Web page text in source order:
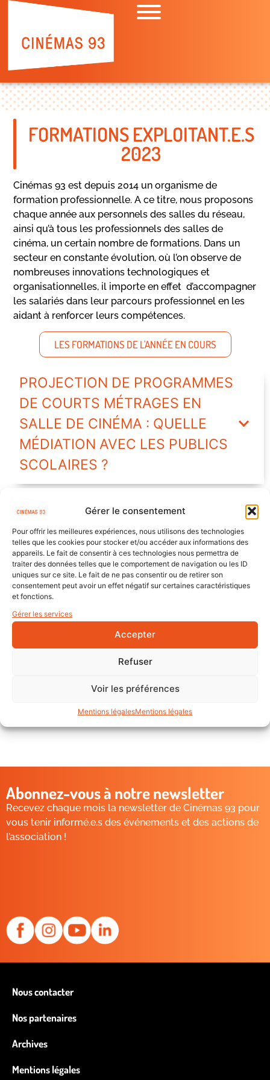
Gérer le consentement
Pour offrir les meilleures expériences, nous utilisons des technologies
telles que les cookies pour stocker et/ou accéder aux informations des
appareils. Le fait de consentir à ces technologies nous permettra de
traiter des données telles que le comportement de navigation ou les ID
uniques sur ce site. Le fait de ne pas consentir ou de retirer son
consentement peut avoir un effet négatif sur certaines caractéristiques
et fonctions.
Gérer les services
Accepter
Refuser
Voir les préférences
Mentions légalesMentions légales
FORMATIONS EXPLOITANT.E.S
2023
Cinémas 93 est depuis 2014 un organisme de
formation professionnelle. A ce titre, nous proposons
chaque année aux personnels des salles du réseau,
ainsi qu’à tous les professionnels des salles de
cinéma, un certain nombre de formations. Dans un
secteur en constante évolution, où l’on observe de
nombreuses innovations technologiques et
organisationnelles, il importe en effet d’accompagner
les salariés dans leur parcours professionnel en les
aidant à renforcer leurs compétences.
LES FORMATIONS DE L'ANNÉE EN COURS
PROJECTION DE PROGRAMMES
DE COURTS MÉTRAGES EN
SALLE DE CINÉMA : QUELLE
MÉDIATION AVEC LES PUBLICS
SCOLAIRES ?
ACCESSIBILITÉ AU CINÉMA :
COMMENT ACCOMPAGNER LES
PUBLICS D’IME DANS LEUR
DÉCOUVERTE DU CINÉMA ?
CONTACT
Abonnez-vous à notre newsletter
Recevez chaque mois la newsletter de Cinémas 93 pour
vous tenir informé.e.s des événements et des actions de
l’association !
Nous contacter
Nos partenaires
Archives
Mentions légales